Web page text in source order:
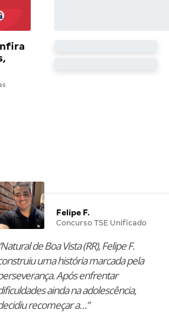
Felipe F.
Concurso TSE Unificado
de Boa Vista (RR), Felipe F.
uma história marcada pela
Após enfrentar
ainda na adolescência,
recomeçar a…”